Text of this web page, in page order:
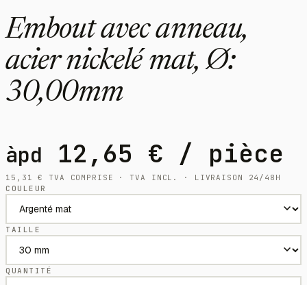
Embout avec anneau,
acier nickelé mat, Ø:
30,00mm
àpd 12,65 € / pièce
15,31€
TVA COMPRISE · TVA INCL. · LIVRAISON 24/48H
COULEUR
TAILLE
QUANTITÉ